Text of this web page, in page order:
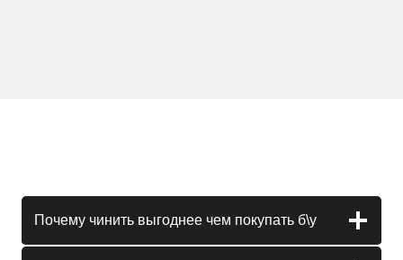
Почему чинить выгоднее чем покупать б\у